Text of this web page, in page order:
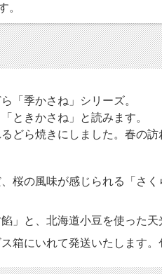
。
「季かさね」シリーズ。
ときかさね」と読みます。
どら焼きにしました。春の訪
桜の風味が感じられる「さ
」と、北海道小豆を使った
箱にいれて発送いたします